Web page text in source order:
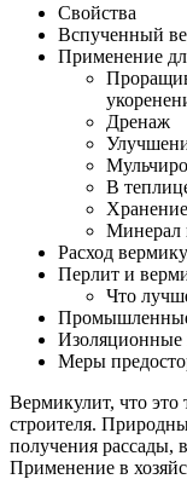
Свойства
Вспученный
Применение
Дренаж
В
Минерал
Расход
Перлит и
Что
Изоляционные
Меры
Вермикулит, что это
строителя.
получения рассады,
Применение в